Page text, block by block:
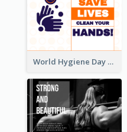
World Hygiene Day Facebook Post